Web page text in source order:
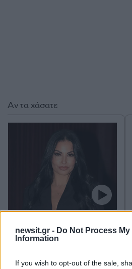
newsit.gr - Do Not Process My
Information
If you wish to opt-out of the sale,
Αν τα χάσατε
Δήμητρα Αλεξανδράκη: Το
πήρα ναρκωτικά άθελά
μου μέσα σε ένα μπουκάλι